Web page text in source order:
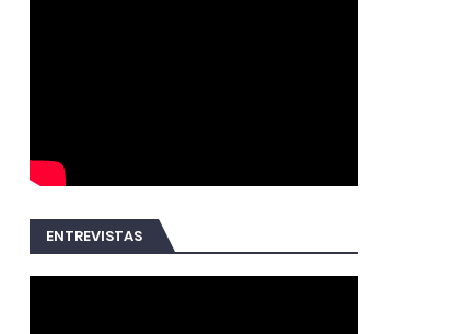
ENTREVISTAS